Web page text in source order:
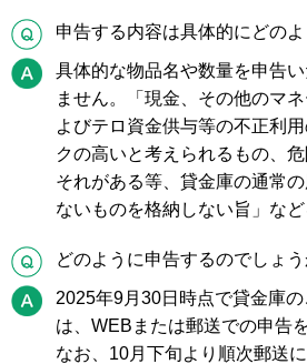
Q
申告する内容は具体的にどの
A
具体的な物品名や数量を申告
ません。「現金、その他のマ
よびテロ資金供与等の不正利
クの高いと考えられるもの、
それがある等、貸金庫の通常
ないものを格納しない旨」など
Q
どのように申告するのでしょう
A
2025年9月30日時点で貸金庫
は、WEBまたは郵送での申告
なお、10月下旬より順次郵送